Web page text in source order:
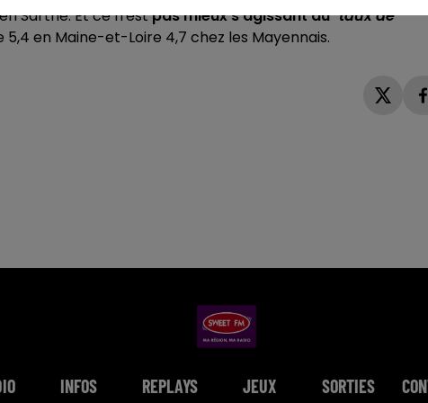
Sarthe. Et ce n'estpas mieux s'agissant du"taux de
5,4 en Maine-et-Loire 4,7 chez les Mayennais.
INFOS REPLAYS JEUX SORTIES